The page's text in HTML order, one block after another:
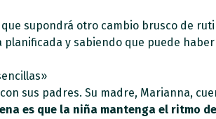
supondrá otro cambio brusco de
y sabiendo que puede
sus padres. Su madre, Marianna,
es que la niña mantenga el ritmo